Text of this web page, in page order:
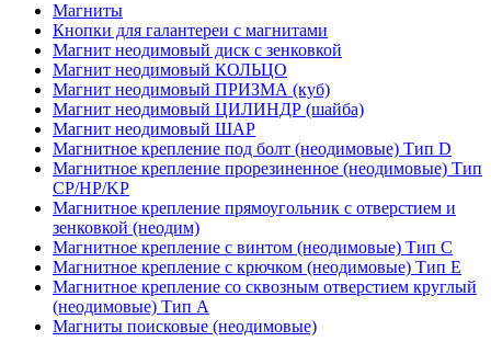
Магниты
Кнопки для галантереи с магнитами
Магнит неодимовый диск с зенковкой
Магнит неодимовый КОЛЬЦО
Магнит неодимовый ПРИЗМА (куб)
Магнит неодимовый ЦИЛИНДР (шайба)
Магнит неодимовый ШАР
Магнитное крепление под болт (неодимовые) Тип D
Магнитное крепление прорезиненное (неодимовые) Тип
CP/HP/KP
Магнитное крепление прямоугольник с отверстием и
зенковкой (неодим)
Магнитное крепление с винтом (неодимовые) Тип С
Магнитное крепление с крючком (неодимовые) Тип Е
Магнитное крепление со сквозным отверстием круглый
(неодимовые) Тип А
Магниты поисковые (неодимовые)